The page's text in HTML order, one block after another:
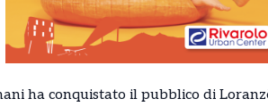
ha conquistato il pubblico di